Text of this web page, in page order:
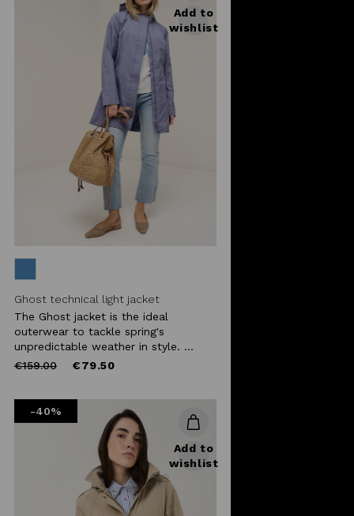
Add to
wishlist
Ghost technical light jacket
The Ghost jacket is the ideal
outerwear to tackle spring's
unpredictable weather in style. ...
Price
€159.00to €79.50
-40%
Add to
wishlist